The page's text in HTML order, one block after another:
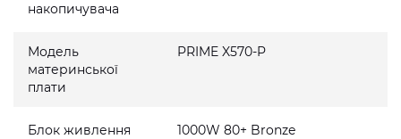
накопичувача
Модель
материнської
плати
PRIME X570-P
Блок живлення 1000W 80+ Bronze